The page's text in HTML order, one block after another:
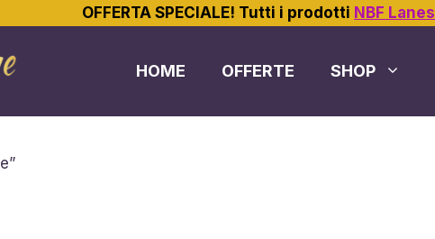
OFFERTA SPECIALE! Tutti i prodotti NBF Lanes
HOME OFFERTE SHOP